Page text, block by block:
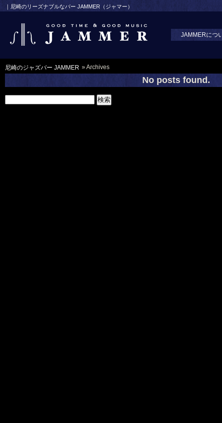
｜尼崎のリーズナブルなバー JAMMER（ジャマー）
JAMMERにつ
尼崎のジャズバー JAMMER » Archives
No posts found.